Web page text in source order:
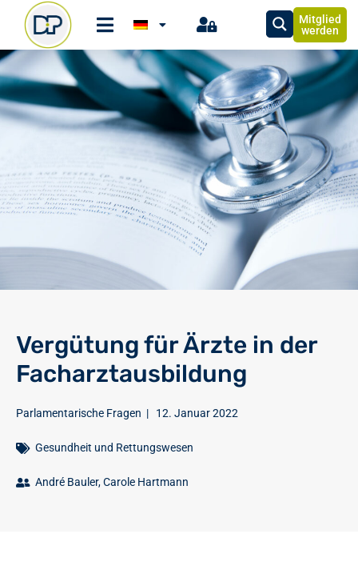
Mitglied
werden
Vergütung für Ärzte in der
Facharztausbildung
Parlamentarische Fragen | 12. Januar 2022
Gesundheit und Rettungswesen
André Bauler,Carole Hartmann